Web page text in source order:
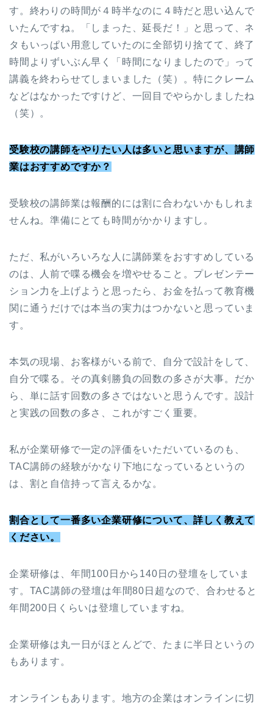
す。終わりの時間が４時半なのに４時だと思い込んで
いたんですね。「しまった、延長だ！」と思って、ネ
タもいっぱい用意していたのに全部切り捨てて、終了
時間よりずいぶん早く「時間になりましたので」って
講義を終わらせてしまいました（笑）。特にクレーム
などはなかったですけど、一回目でやらかしましたね
（笑）。
受験校の講師をやりたい人は多いと思いますが、講師
業はおすすめですか？
受験校の講師業は報酬的には割に合わないかもしれま
せんね。準備にとても時間がかかりますし。
ただ、私がいろいろな人に講師業をおすすめしている
のは、人前で喋る機会を増やせること。プレゼンテー
ション力を上げようと思ったら、お金を払って教育機
関に通うだけでは本当の実力はつかないと思っていま
す。
本気の現場、お客様がいる前で、自分で設計をして、
自分で喋る。その真剣勝負の回数の多さが大事。だか
ら、単に話す回数の多さではないと思うんです。設計
と実践の回数の多さ、これがすごく重要。
私が企業研修で一定の評価をいただいているのも、
TAC講師の経験がかなり下地になっているというの
は、割と自信持って言えるかな。
割合として一番多い企業研修について、詳しく教えて
ください。
企業研修は、年間100日から140日の登壇をしていま
す。TAC講師の登壇は年間80日超なので、合わせると
年間200日くらいは登壇していますね。
企業研修は丸一日がほとんどで、たまに半日というの
もあります。
オンラインもあります。地方の企業はオンラインに切